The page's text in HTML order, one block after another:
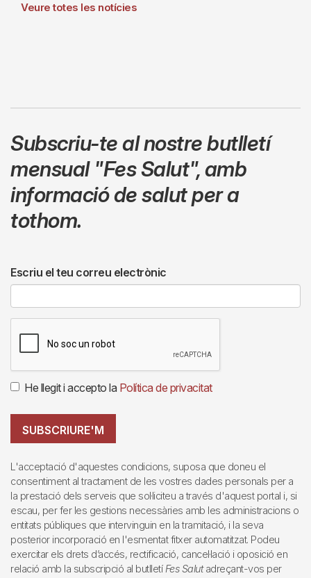
Veure totes les notícies
Subscriu-te al nostre butlletí
mensual "Fes Salut",amb
informació de salut per a
tothom.
Escriu el teu correu electrònic
He llegit i accepto la Política de privacitat
SUBSCRIURE'M
L'acceptació d'aquestes condicions, suposa que doneu el
consentiment al tractament de les vostres dades personals per a
la prestació dels serveis que sol·liciteu a través d'aquest portal i, si
escau, per fer les gestions necessàries amb les administracions o
entitats públiques que intervinguin en la tramitació, i la seva
posterior incorporació en l'esmentat fitxer automatitzat. Podeu
exercitar els drets d’accés, rectificació, cancel·lació i oposició en
relació amb la subscripció al butlletí Fes Salutadreçant-vos per